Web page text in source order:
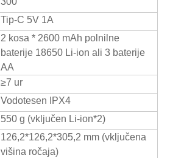
Tip-C 5V 1A
2 kosa * 2600 mAh polnilne
baterije 18650 Li-ion ali 3 baterije
AA
≥7 ur
Vodotesen IPX4
550 g (vključen Li-ion*2)
126,2*126,2*305,2 mm (vključena
višina ročaja)